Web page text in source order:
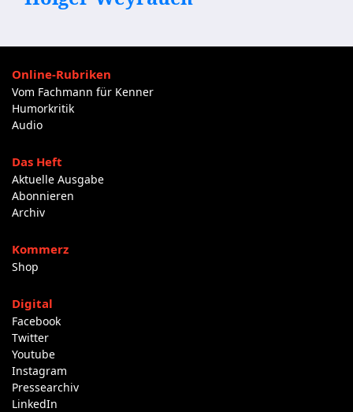
Online-Rubriken
Vom Fachmann für Kenner
Humorkritik
Audio
Das Heft
Aktuelle Ausgabe
Abonnieren
Archiv
Kommerz
Shop
Digital
Facebook
Twitter
Youtube
Instagram
Pressearchiv
LinkedIn